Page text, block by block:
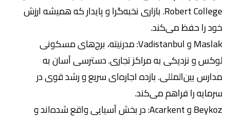
Robert College. بازاری نخبه‌گرا و پایدار که همیشه ارزش
خود را حفظ می‌کند.
Maslak و Vadistanbul: مدرنیته، برج‌های مسکونی
لوکس و نزدیکی به مراکز تجاری. دسترسی آسان به
مدارس بین‌المللی. بازده اجاره‌ای سریع و رشد قوی در
سرمایه را فراهم می‌کند.
Beykoz و Acarkent: در بخش آسیایی واقع شده‌اند و